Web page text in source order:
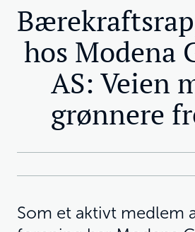
hos Modena
AS: Veien
grønnere
Som et aktivt medlem